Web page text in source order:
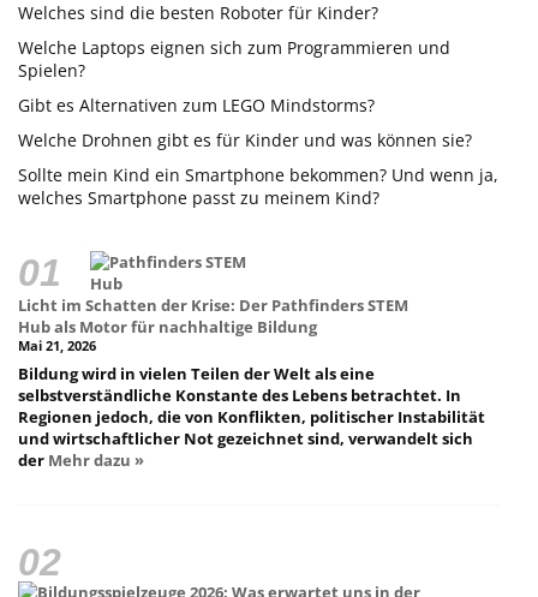
Welches sind die besten Roboter für Kinder?
Welche Laptops eignen sich zum Programmieren und
Spielen?
Gibt es Alternativen zum LEGO Mindstorms?
Welche Drohnen gibt es für Kinder und was können sie?
Sollte mein Kind ein Smartphone bekommen? Und wenn ja,
welches Smartphone passt zu meinem Kind?
Licht im Schatten der Krise: Der Pathfinders STEM
Hub als Motor für nachhaltige Bildung
Mai 21, 2026
Bildung wird in vielen Teilen der Welt als eine
selbstverständliche Konstante des Lebens betrachtet. In
Regionen jedoch, die von Konflikten, politischer Instabilität
und wirtschaftlicher Not gezeichnet sind, verwandelt sich
der Mehr dazu »